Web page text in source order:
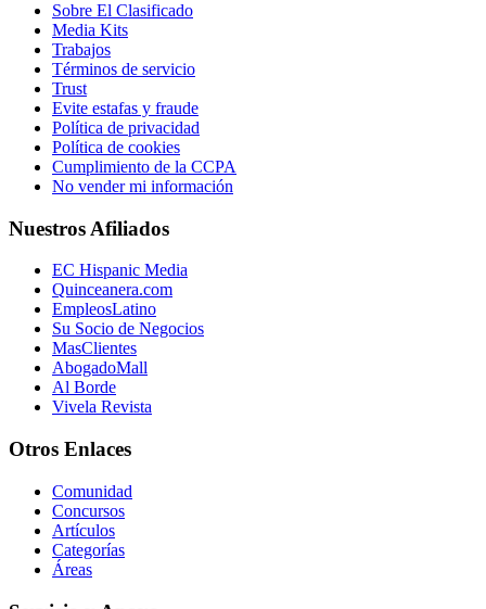
Sobre El Clasificado
Media Kits
Trabajos
Términos de servicio
Trust
Evite estafas y fraude
Política de privacidad
Política de cookies
Cumplimiento de la CCPA
No vender mi información
Nuestros Afiliados
EC Hispanic Media
Quinceanera.com
EmpleosLatino
Su Socio de Negocios
MasClientes
AbogadoMall
Al Borde
Vivela Revista
Otros Enlaces
Comunidad
Concursos
Artículos
Categorías
Áreas